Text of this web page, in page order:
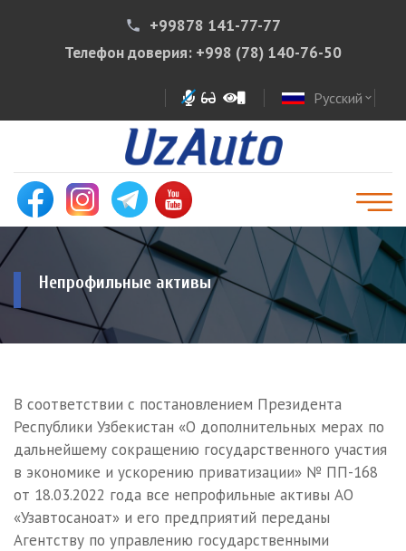
phone
+99878 141-77-77
Телефон доверия: +998 (78) 140-76-50
Русский expand_more
Непрофильные активы
В соответствии с постановлением Президента
Республики Узбекистан «О дополнительных мерах по
дальнейшему сокращению государственного участия
в экономике и ускорению приватизации» № ПП-168
от 18.03.2022 года все непрофильные активы АО
«Узавтосаноат» и его предприятий переданы
Агентству по управлению государственными